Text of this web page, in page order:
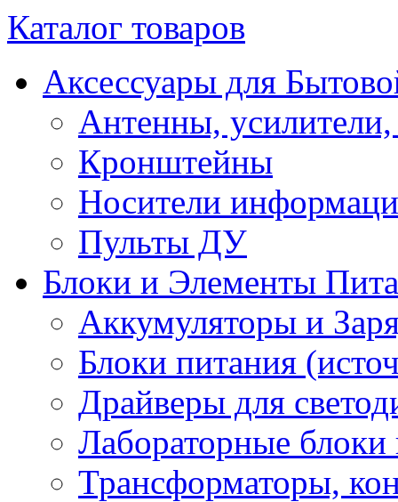
Каталог товаров
Аксессуары для
Антенны, усилители,
Кронштейны
Носители
Пульты ДУ
Блоки и Элементы
Аккумуляторы и
Блоки питания
Драйверы для
Лабораторные блоки
Трансформаторы,